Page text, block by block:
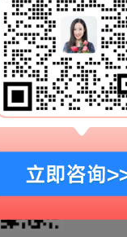
问题，才能更好的
移动端
扫一扫
解锁更多情